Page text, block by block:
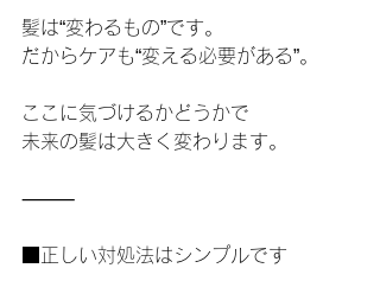
髪は“変わるもの”です。
だからケアも“変える必要がある”。
ここに気づけるかどうかで
未来の髪は大きく変わります。
⸻
■正しい対処法はシンプルです